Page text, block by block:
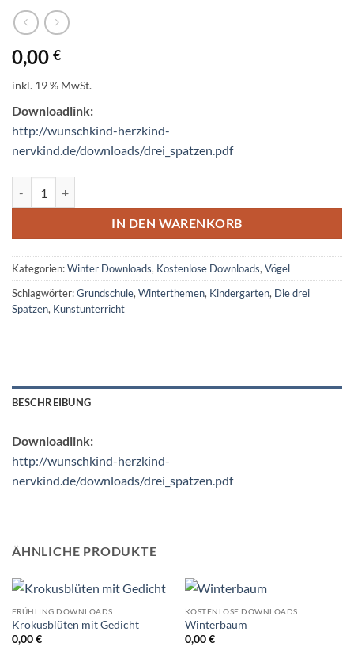
0,00 €
inkl. 19 % MwSt.
Downloadlink:
http://wunschkind-herzkind-
nervkind.de/downloads/drei_spatzen.pdf
IN DEN WARENKORB
Kategorien:Winter Downloads, Kostenlose Downloads, Vögel
Schlagwörter:Grundschule, Winterthemen, Kindergarten, Die drei
Spatzen, Kunstunterricht
BESCHREIBUNG
Downloadlink:
http://wunschkind-herzkind-
nervkind.de/downloads/drei_spatzen.pdf
ÄHNLICHE PRODUKTE
FRÜHLING DOWNLOADS
Krokusblüten mit Gedicht
0,00€
KOSTENLOSE DOWNLOADS
Winterbaum
0,00€